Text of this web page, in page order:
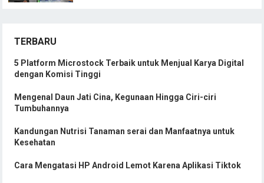
TERBARU
5 Platform Microstock Terbaik untuk Menjual Karya Digital
dengan Komisi Tinggi
Mengenal Daun Jati Cina, Kegunaan Hingga Ciri-ciri
Tumbuhannya
Kandungan Nutrisi Tanaman serai dan Manfaatnya untuk
Kesehatan
Cara Mengatasi HP Android Lemot Karena Aplikasi Tiktok